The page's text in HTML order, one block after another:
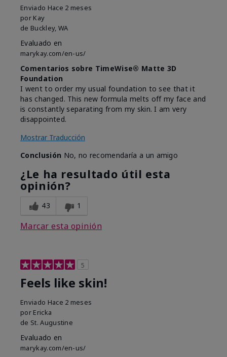
Enviado Hace 2 meses
por Kay
de Buckley, WA
Evaluado en
marykay.com/en-us/
Comentarios sobre TimeWise® Matte 3D
Foundation
I went to order my usual foundation to see that it
has changed. This new formula melts off my face and
is constantly separating from my skin. I am very
disappointed.
Mostrar Traducción
Conclusión No, no recomendaría a un amigo
¿Le ha resultado útil esta
opinión?
43 1
Marcar esta opinión
5
Feels like skin!
Enviado Hace 2 meses
por Ericka
de St. Augustine
Evaluado en
marykay.com/en-us/